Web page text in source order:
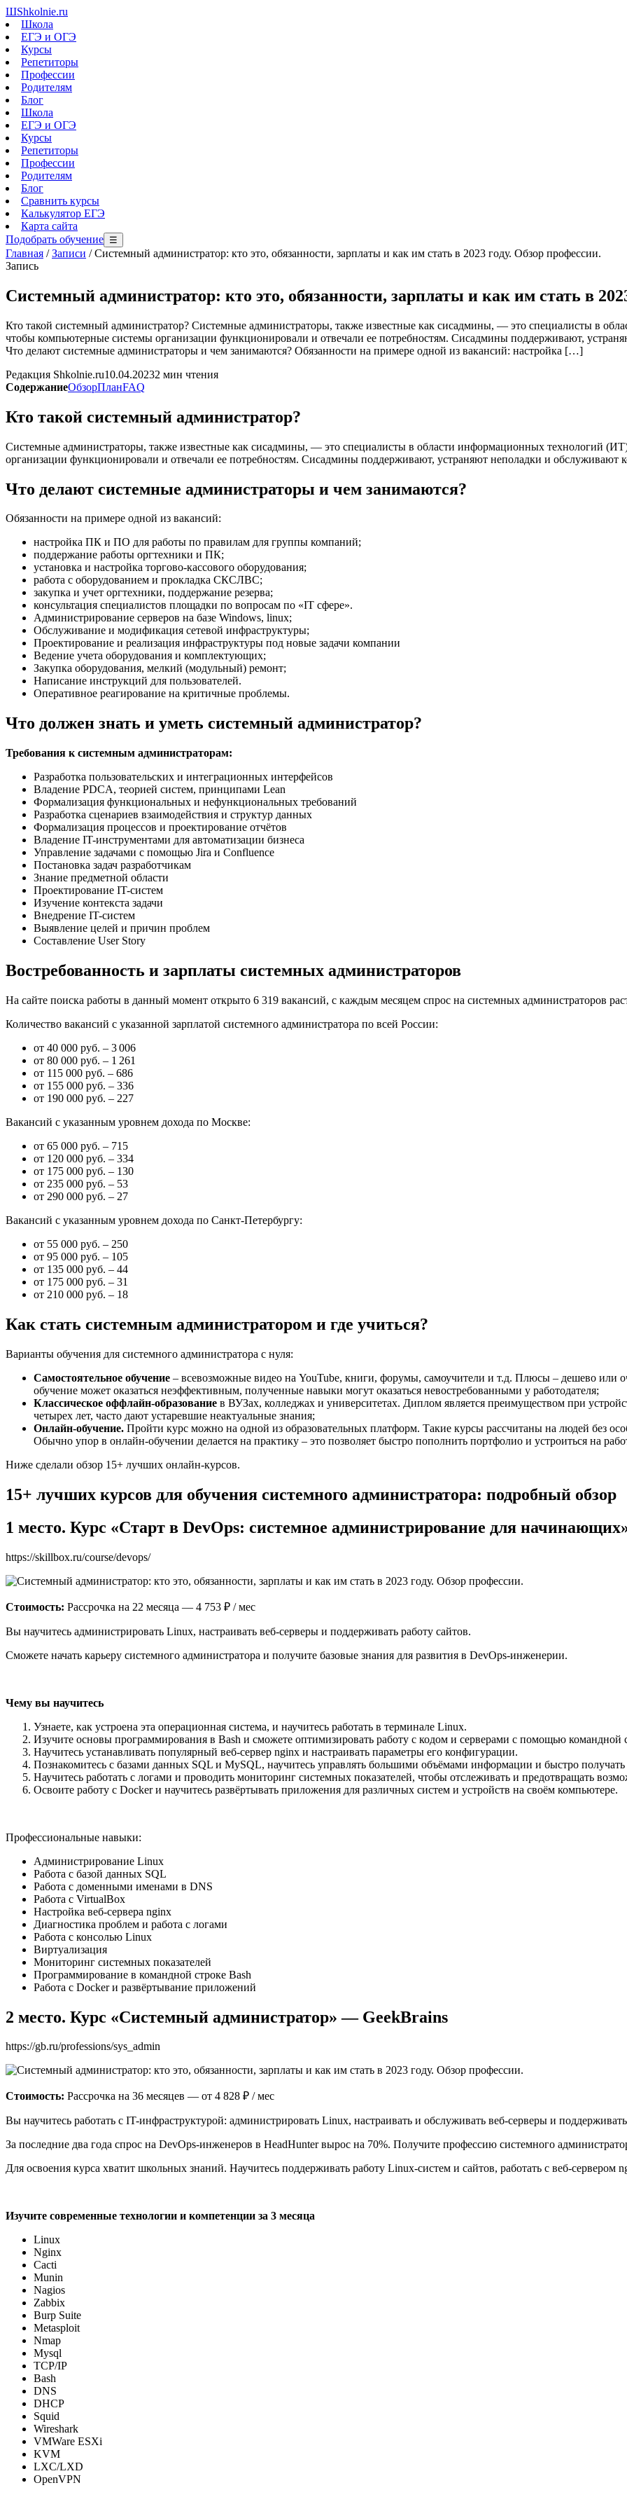
ШShkolnie.ru
Школа
ЕГЭ и ОГЭ
Курсы
Репетиторы
Профессии
Родителям
Блог
Школа
ЕГЭ и ОГЭ
Курсы
Репетиторы
Профессии
Родителям
Блог
Сравнить курсы
Калькулятор ЕГЭ
Карта сайта
Подобрать обучение ☰
Главная /Записи /Системный администратор: кто это, обязанности, зарплаты и как им стать в 2023 году. Обзор профессии.
Запись
Системный администратор: кто это, обязанности, зарплаты и как им стать в
Кто такой системный администратор? Системные администраторы, также известные как сисадмины, — это специалисты в
чтобы компьютерные системы организации функционировали и отвечали ее потребностям. Сисадмины поддерживают,
Что делают системные администраторы и чем занимаются? Обязанности на примере одной из вакансий: настройка […]
Редакция Shkolnie.ru10.04.20232 мин чтения
СодержаниеОбзорПланFAQ
Кто такой системный администратор?
Системные администраторы, также известные как сисадмины, — это специалисты в области информационных технологий
организации функционировали и отвечали ее потребностям. Сисадмины поддерживают, устраняют неполадки и обслуживают
Что делают системные администраторы и чем занимаются?
Обязанности на примере одной из вакансий:
настройка ПК и ПО для работы по правилам для группы компаний;
поддержание работы оргтехники и ПК;
установка и настройка торгово-кассового оборудования;
работа с оборудованием и прокладка СКСЛВС;
закупка и учет оргтехники, поддержание резерва;
консультация специалистов площадки по вопросам по «IT сфере».
Администрирование серверов на базе Windows, linux;
Обслуживание и модификация сетевой инфраструктуры;
Проектирование и реализация инфраструктуры под новые задачи компании
Ведение учета оборудования и комплектующих;
Закупка оборудования, мелкий (модульный) ремонт;
Написание инструкций для пользователей.
Оперативное реагирование на критичные проблемы.
Что должен знать и уметь системный администратор?
Требования к системным администраторам:
Разработка пользовательских и интеграционных интерфейсов
Владение PDCA, теорией систем, принципами Lean
Формализация функциональных и нефункциональных требований
Разработка сценариев взаимодействия и структур данных
Формализация процессов и проектирование отчётов
Владение IT-инструментами для автоматизации бизнеса
Управление задачами с помощью Jira и Confluence
Постановка задач разработчикам
Знание предметной области
Проектирование IT-систем
Изучение контекста задачи
Внедрение IT-систем
Выявление целей и причин проблем
Составление User Story
Востребованность и зарплаты системных администраторов
На сайте поиска работы в данный момент открыто 6 319 вакансий, с каждым месяцем спрос на системных администраторов
Количество вакансий с указанной зарплатой системного администратора по всей России:
от 40 000 руб. – 3 006
от 80 000 руб. – 1 261
от 115 000 руб. – 686
от 155 000 руб. – 336
от 190 000 руб. – 227
Вакансий с указанным уровнем дохода по Москве:
от 65 000 руб. – 715
от 120 000 руб. – 334
от 175 000 руб. – 130
от 235 000 руб. – 53
от 290 000 руб. – 27
Вакансий с указанным уровнем дохода по Санкт-Петербургу:
от 55 000 руб. – 250
от 95 000 руб. – 105
от 135 000 руб. – 44
от 175 000 руб. – 31
от 210 000 руб. – 18
Как стать системным администратором и где учиться?
Варианты обучения для системного администратора с нуля:
Самостоятельное обучение – всевозможные видео на YouTube, книги, форумы, самоучители и т.д. Плюсы – дешево или
обучение может оказаться неэффективным, полученные навыки могут оказаться невостребованными у работодателя;
Классическое оффлайн-образование в ВУЗах, колледжах и университетах. Диплом является преимуществом при
четырех лет, часто дают устаревшие неактуальные знания;
Онлайн-обучение. Пройти курс можно на одной из образовательных платформ. Такие курсы рассчитаны на людей без
Обычно упор в онлайн-обучении делается на практику – это позволяет быстро пополнить портфолио и устроиться на
Ниже сделали обзор 15+ лучших онлайн-курсов.
15+ лучших курсов для обучения системного администратора: подробный обзор
1 место. Курс «Старт в DevOps: системное администрирование для
https://skillbox.ru/course/devops/
Стоимость: Рассрочка на 22 месяца — 4 753 ₽ / мес
Вы научитесь администрировать Linux, настраивать веб-серверы и поддерживать работу сайтов.
Сможете начать карьеру системного администратора и получите базовые знания для развития в DevOps-инженерии.
Чему вы научитесь
Узнаете, как устроена эта операционная система, и научитесь работать в терминале Linux.
Изучите основы программирования в Bash и сможете оптимизировать работу с кодом и серверами с помощью командной
Научитесь устанавливать популярный веб-сервер nginx и настраивать параметры его конфигурации.
Познакомитесь с базами данных SQL и MySQL, научитесь управлять большими объёмами информации и быстро
Научитесь работать с логами и проводить мониторинг системных показателей, чтобы отслеживать и предотвращать
Освоите работу с Docker и научитесь развёртывать приложения для различных систем и устройств на своём компьютере.
Профессиональные навыки:
Администрирование Linux
Работа с базой данных SQL
Работа с доменными именами в DNS
Работа с VirtualBox
Настройка веб-сервера nginx
Диагностика проблем и работа с логами
Работа с консолью Linux
Виртуализация
Мониторинг системных показателей
Программирование в командной строке Bash
Работа с Docker и развёртывание приложений
2 место. Курс «Системный администратор» — GeekBrains
https://gb.ru/professions/sys_admin
Стоимость: Рассрочка на 36 месяцев — от 4 828 ₽ / мес
Вы научитесь работать с IT-инфраструктурой: администрировать Linux, настраивать и обслуживать веб-серверы и
За последние два года спрос на DevOps-инженеров в HeadHunter вырос на 70%. Получите профессию системного
Для освоения курса хватит школьных знаний. Научитесь поддерживать работу Linux-систем и сайтов, работать с веб-сервером
Изучите современные технологии и компетенции за 3 месяца
Linux
Nginx
Cacti
Munin
Nagios
Zabbix
Burp Suite
Metasploit
Nmap
Mysql
TCP/IP
Bash
DNS
DHCP
Squid
Wireshark
VMWare ESXi
KVM
LXC/LXD
OpenVPN